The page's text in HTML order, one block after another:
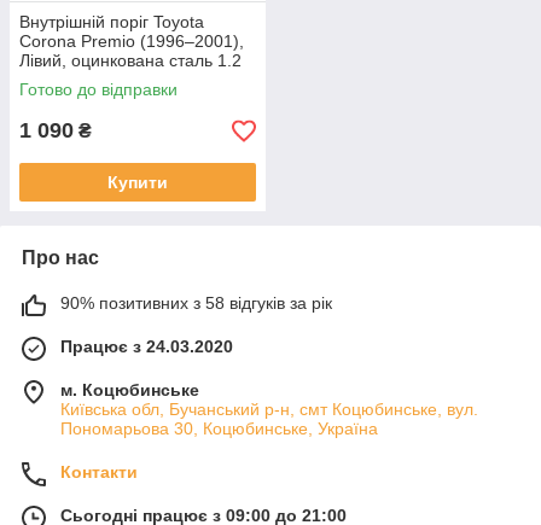
Внутрішній поріг Toyota
Corona Premio (1996–2001),
Лівий, оцинкована сталь 1.2
mm
Готово до відправки
1 090 ₴
Купити
Про нас
90% позитивних з 58 відгуків за рік
Працює з 24.03.2020
м. Коцюбинське
Київська обл, Бучанський р-н, смт Коцюбинське, вул.
Пономарьова 30, Коцюбинське, Україна
Контакти
Сьогодні працює з 09:00 до 21:00